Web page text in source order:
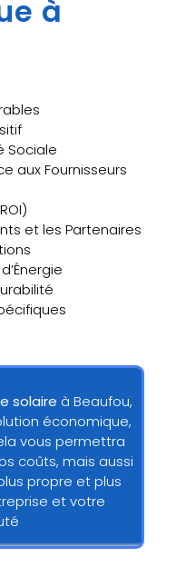
à
Sociale
aux Fournisseurs
et les Partenaires
solaire à Beaufou,
économique,
vous permettra
coûts, mais aussi
propre et plus
et votre